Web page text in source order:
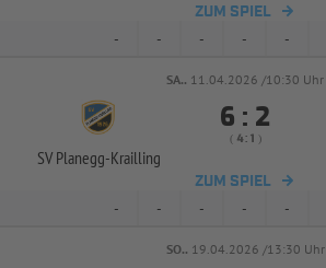
ZUM SPIEL
- - - - -
SA.. 11.04.2026 /10:30 Uhr
SV Planegg-Krailling
 : 
( :  )
ZUM SPIEL
- - - - -
SO.. 19.04.2026 /13:30 Uhr